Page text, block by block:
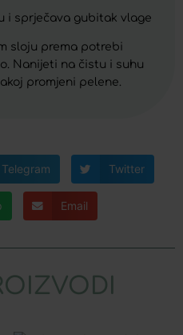
i sprječava gubitak vlage
sloju prema potrebi
Nanijeti na čistu i suhu
promjeni pelene.
Telegram Twitter
Email